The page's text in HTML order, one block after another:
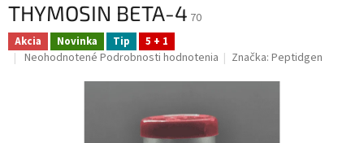
THYMOSIN BETA-4 70
Akcia Novinka Tip 5 + 1
Priemerné
Neohodnotené Podrobnosti hodnotenia Značka:Peptidgen